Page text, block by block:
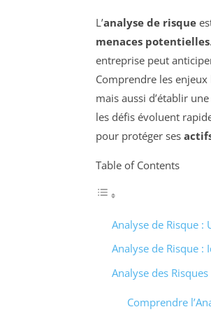
L’analyse de risque
menaces potentielles
entreprise peut
Comprendre les
mais aussi d’établir
les défis évoluent
pour protéger ses
Table of Contents
Analyse de Risque :
Analyse de Risque :
Analyse des
Comprendre